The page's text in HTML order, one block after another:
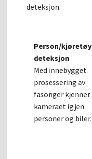
deteksjon.
Person/kjøretøy
deteksjon
Med innebygget
prosessering av
fasonger kjenner
kameraet igjen
personer og biler.